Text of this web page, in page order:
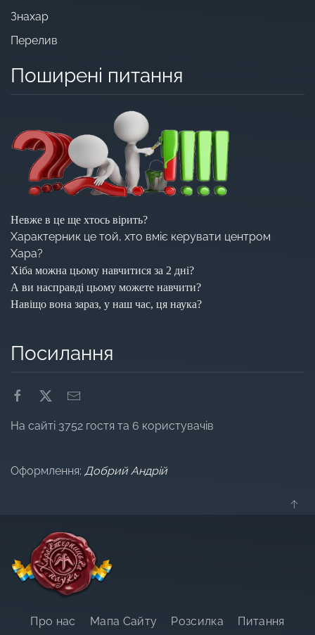
Знахар
Перелив
Поширені питання
Невже в це ще хтось вірить?
Характерник це той, хто вміє керувати центром
Хара?
Хіба можна цьому навчитися за 2 дні?
А ви насправді цьому можете навчити?
Навіщо вона зараз, у наш час, ця наука?
Посилання
На сайті 3752 гостя та 6 користувачів
Оформлення: Добрий Андрій
Про нас Мапа Сайту Розсилка Питання